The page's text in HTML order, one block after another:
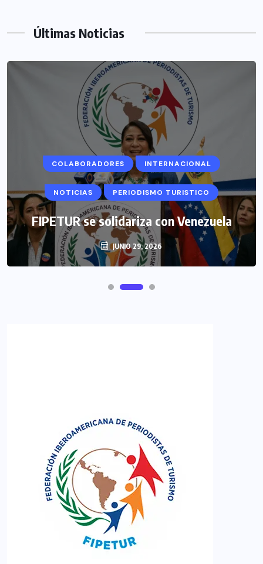
Últimas Noticias
COLABORADORES INTERNACIONAL
NOTICIAS PERIODISMO TURISTICO
FIPETUR se solidariza con Venezuela
JUNIO 29, 2026